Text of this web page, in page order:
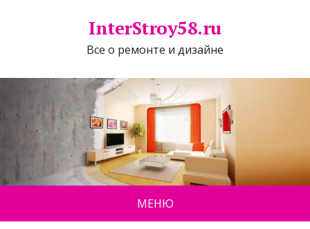
InterStroy58.ru
Все о ремонте и дизайне
МЕНЮ